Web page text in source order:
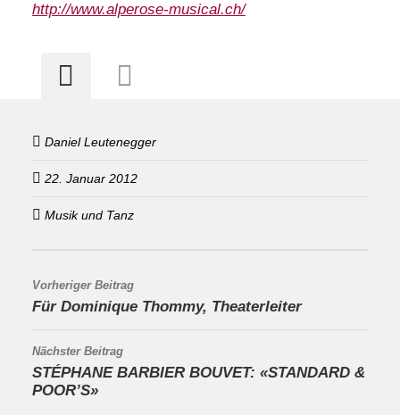
http://www.alperose-musical.ch/
Daniel Leutenegger
22. Januar 2012
Musik und Tanz
Vorheriger Beitrag
Für Dominique Thommy, Theaterleiter
Nächster Beitrag
STÉPHANE BARBIER BOUVET: «STANDARD &
POOR’S»